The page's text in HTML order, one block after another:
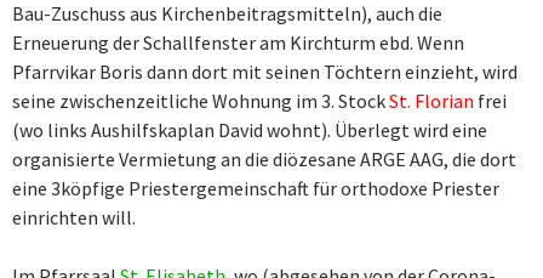
Bau-Zuschuss aus Kirchenbeitragsmitteln), auch die
Erneuerung der Schallfenster am Kirchturm ebd. Wenn
Pfarrvikar Boris dann dort mit seinen Töchtern einzieht, wird
seine zwischenzeitliche Wohnung im 3. StockSt. Florian frei
(wo links Aushilfskaplan David wohnt). Überlegt wird eine
organisierte Vermietung an die diözesane ARGE AAG, die dort
eine 3köpfige Priestergemeinschaft für orthodoxe Priester
einrichten will.